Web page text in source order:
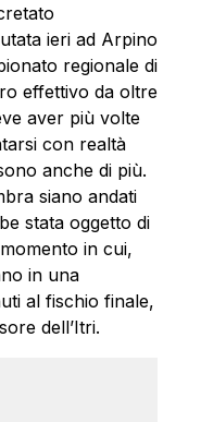
ieri ad Arpino
regionale di
effettivo da oltre
aver più volte
con realtà
anche di più.
siano andati
stata oggetto di
in cui,
in una
al fischio finale,
dell’Itri.